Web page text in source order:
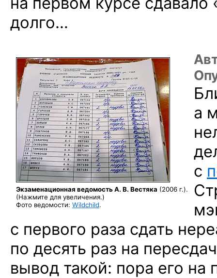
долго…
Экзаменационная ведомость А. В. Вестяка (2006 г.).
(Нажмите для увеличения.)
Фото ведомости: Wildchild.
а
с
с первого раза сдать
по десять раз на
вывод такой: пора его на